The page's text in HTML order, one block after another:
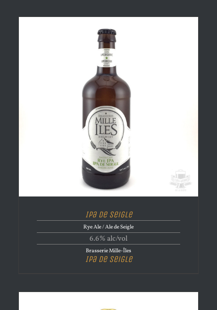
Ipa de Seigle
Rye Ale / Ale de Seigle
6.6% alc/vol
Brasserie Mille-Îles
Ipa de Seigle